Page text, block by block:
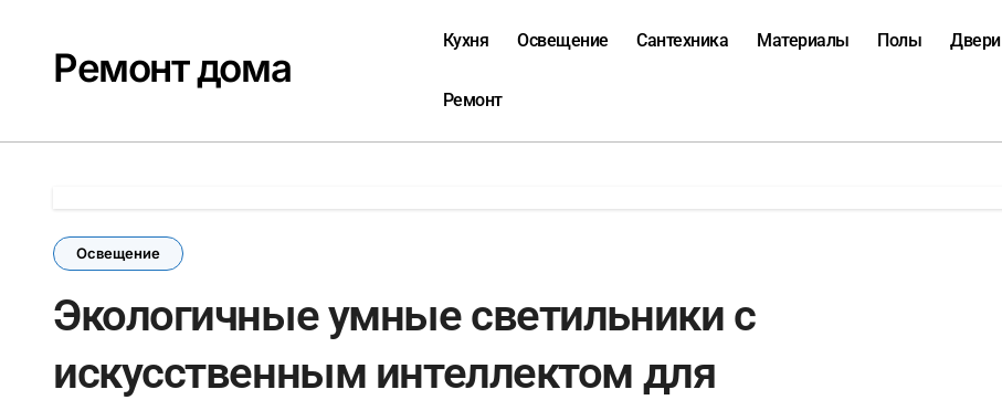
содержаниюРемонт дома
Кухня Освещение Сантехника Материалы Полы Двери
Ремонт
Освещение
Экологичные умные светильники с
искусственным интеллектом для